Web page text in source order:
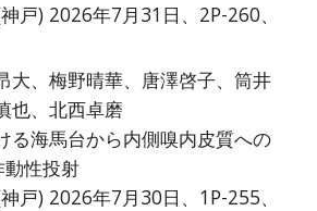
戸) 2026年7月31日、2P-260、
大、梅野晴華、唐澤啓子、筒井
也、北西卓磨
る海馬台から内側嗅内皮質への
動性投射
戸) 2026年7月30日、1P-255、